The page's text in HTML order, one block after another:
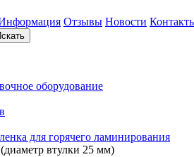
Отзывы Новости
оборудование
для горячего ламинирования
втулки 25 мм)